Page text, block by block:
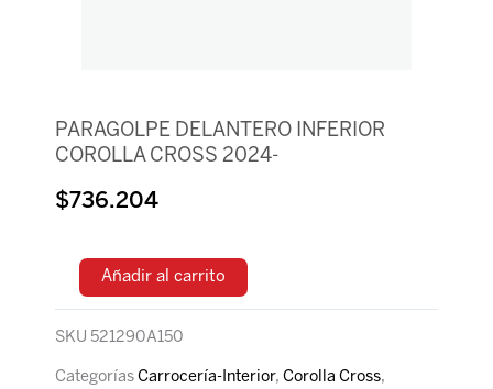
PARAGOLPE DELANTERO INFERIOR
COROLLA CROSS 2024-
$736.204
Añadir al carrito
SKU 521290A150
Categorías Carrocería-Interior, Corolla Cross,